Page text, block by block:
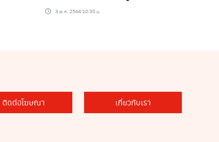
3 พ.ค. 2564 10:30 น.
ติดต่อโฆษณา เกี่ยวกับเรา